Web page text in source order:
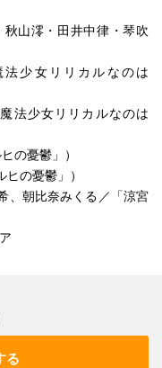
山澪・田井中律・琴吹
法少女リリカルなのは
法少女リリカルなのは
の憂鬱」）
の憂鬱」）
、朝比奈みくる／「涼宮
る